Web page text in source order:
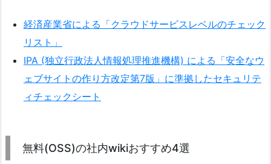
経済産業省による「クラウドサービスレベルのチェック
リスト」
IPA (独立行政法人情報処理推進機構) による「安全なウ
ェブサイトの作り方改定第7版」に準拠したセキュリテ
ィチェックシート
無料(OSS)の社内wikiおすすめ4選